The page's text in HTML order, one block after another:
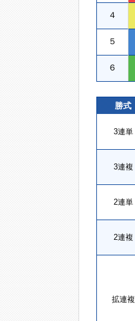
４
５
６
勝式
3連単
3連複
2連単
2連複
拡連複